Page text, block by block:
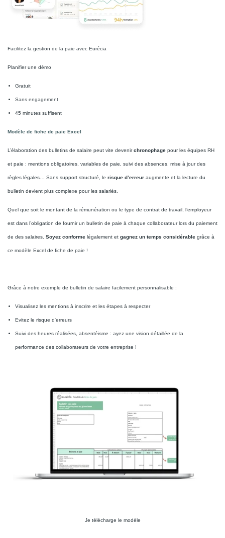
Facilitez la gestion de la paie avec Eurécia
Planifier une démo
Gratuit
Sans engagement
45 minutes suffisent
Modèle de fiche de paie Excel
L’élaboration des bulletins de salaire peut vite devenirchronophage pour les équipes RH
et paie : mentions obligatoires, variables de paie, suivi des absences, mise à jour des
règles légales… Sans support structuré, le risque d’erreur augmente et la lecture du
bulletin devient plus complexe pour les salariés.
Quel que soit le montant de la rémunération ou le type de contrat de travail, l’employeur
est dans l’obligation de fournir un bulletin de paie à chaque collaborateur lors du paiement
de des salaires. Soyez conforme légalement et gagnez un temps considérable grâce à
ce modèle Excel de fiche de paie !
Grâce à notre exemple de bulletin de salaire facilement personnalisable :
Visualisez les mentions à inscrire et les étapes à respecter
Evitez le risque d'erreurs
Suivi des heures réalisées, absentéisme : ayez une vision détaillée de la
performance des collaborateurs de votre entreprise !
Je télécharge le modèle